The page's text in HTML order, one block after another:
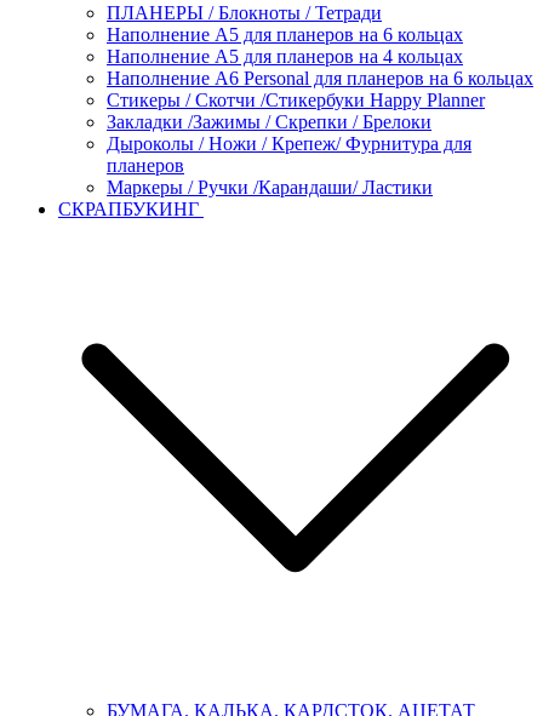
ПЛАНЕРЫ / Блокноты / Тетради
Наполнение А5 для планеров на 6 кольцах
Наполнение А5 для планеров на 4 кольцах
Наполнение А6 Personal для планеров на 6 кольцах
Стикеры / Скотчи /Стикербуки Happy Planner
Закладки /Зажимы / Скрепки / Брелоки
Дыроколы / Ножи / Крепеж/ Фурнитура для
планеров
Маркеры / Ручки /Карандаши/ Ластики
СКРАПБУКИНГ
БУМАГА. КАЛЬКА. КАРДСТОК. АЦЕТАТ